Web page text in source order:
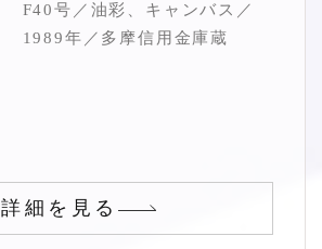
F40号／油彩、キャンバス／
1989年／多摩信用金庫蔵
詳細を見る